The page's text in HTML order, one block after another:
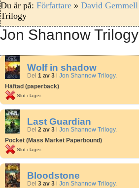
Du är på: Författare » David Gemmell
Trilogy
Jon Shannow Trilogy
Wolf in shadow
Del 1 av 3 i Jon Shannow Trilogy.
Häftad (paperback)
Slut i lager.
Last Guardian
Del 2 av 3 i Jon Shannow Trilogy.
Pocket (Mass Market Paperbound)
Slut i lager.
Bloodstone
Del 3 av 3 i Jon Shannow Trilogy.